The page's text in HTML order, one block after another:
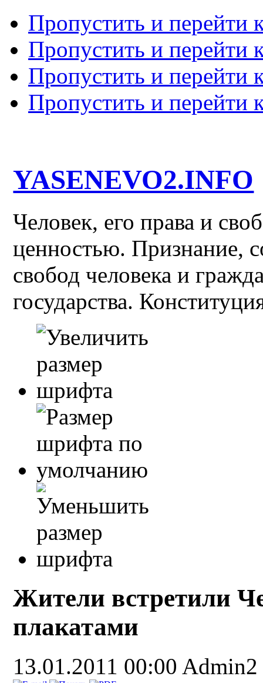
Пропустить и перейти
Пропустить и перейти
Пропустить и перейти
Пропустить и перейти
YASENEVO2.INFO
Человек, его права и
ценностью. Признание,
свобод человека и
государства.
Жители встретили
плакатами
13.01.2011 00:00 Admin2